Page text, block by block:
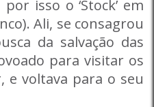
isso o ‘Stock’ em
Ali, se consagrou
da salvação das
para visitar os
e voltava para o seu